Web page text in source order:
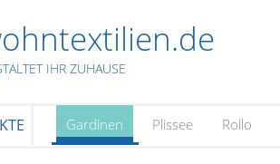
schließen
IHR ZUHAUSE
Gardinen Plissee Rollo